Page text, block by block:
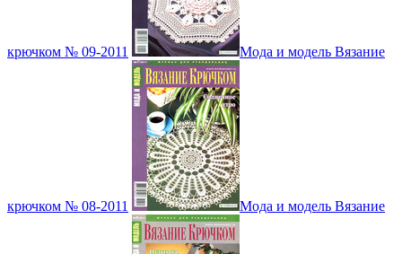
крючком № 09-2011 Мода и модель Вязание
крючком № 08-2011 Мода и модель Вязание